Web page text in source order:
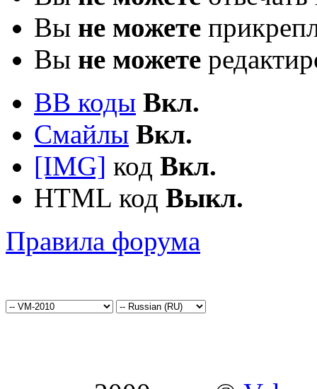
Вы не можете
Вы не можете
BB коды Вкл.
Смайлы Вкл.
[IMG] код Вкл.
HTML код Выкл.
Правила форума